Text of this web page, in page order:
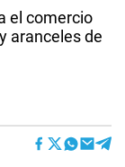
el comercio
aranceles de